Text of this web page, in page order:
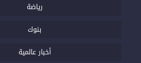
رياضة
بنوك
أخبار عالمية